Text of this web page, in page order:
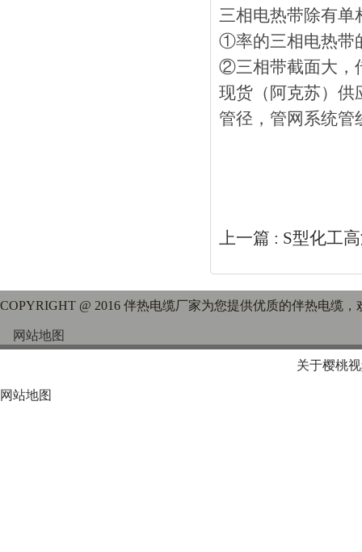
三相电热带除有单相
①率的三相电热带
②三相带截面大，
现货（阿克苏）供
管径，管网系统
上一篇 : S型化工
COPYRIGHT @ 2016 伴热电缆厂家为您提供优质的伴热电缆
网站地图
关于樱桃
网站地图